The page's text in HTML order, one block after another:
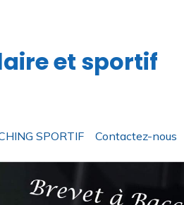
et sportif
SPORTIF Contactez-nous